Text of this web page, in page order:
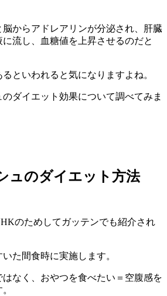
脳からアドレアリンが分泌され、肝臓
流し、血糖値を上昇させるのだと
といわれると気になりますよね。
ダイエット効果について調べてみま
ュのダイエット方法
のためしてガッテンでも紹介され
た間食時に実施します。
なく、おやつを食べたい＝空腹感を